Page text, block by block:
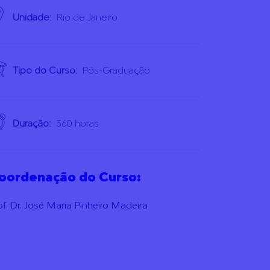
Unidade: Rio de Janeiro
Tipo do Curso: Pós-Graduação
Duração: 360 horas
do Curso:
Dr. José Maria Pinheiro Madeira